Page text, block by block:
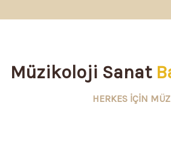
Müzikoloji Sanat
HERKES İÇİN